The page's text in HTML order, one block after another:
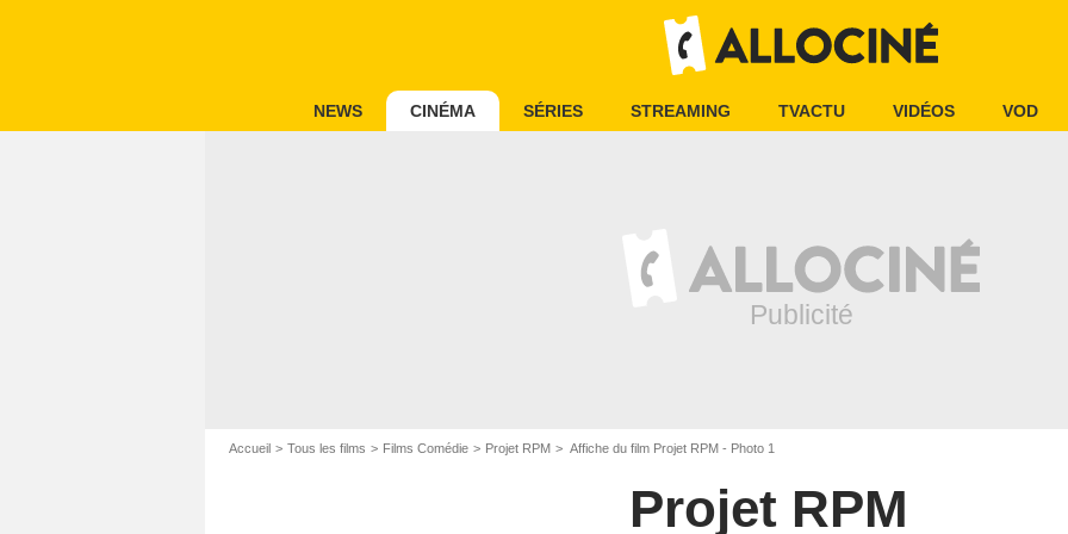
NEWS CINÉMA SÉRIES STREAMING TVACTU VIDÉOS VOD
Accueil Tous les films Films Comédie Projet RPM Affiche du film Projet RPM - Photo 1
Projet RPM